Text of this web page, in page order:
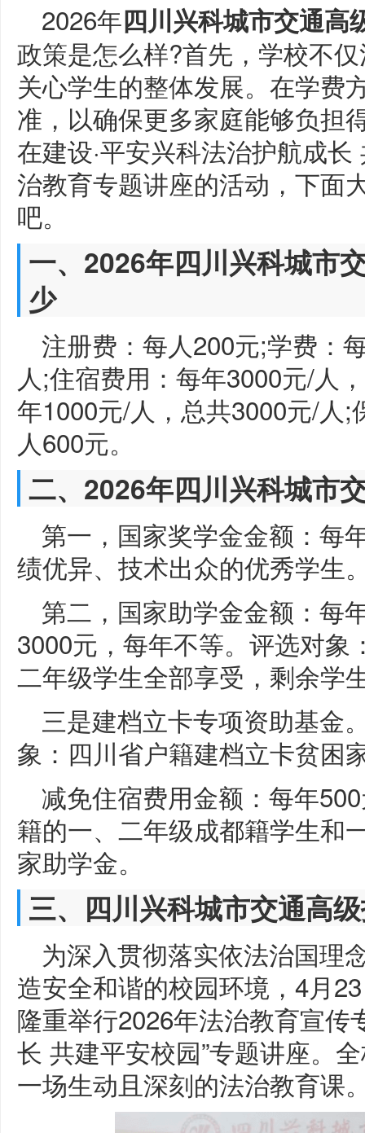
2026年四川兴科城市交通高
政策是怎么样?首先，学校不
关心学生的整体发展。在学费
准，以确保更多家庭能够负担
在建设·平安兴科法治护航成
治教育专题讲座的活动，下面
吧。
一、2026年四川兴科城市
少
注册费：每人200元;学费：
人;住宿费用：每年3000元/人
年1000元/人，总共3000元/人
人600元。
二、2026年四川兴科城市
第一，国家奖学金金额：每
绩优异、技术出众的优秀学生
第二，国家助学金金额：每
3000元，每年不等。评选对
二年级学生全部享受，剩余学
三是建档立卡专项资助基金
象：四川省户籍建档立卡贫困
减免住宿费用金额：每年
籍的一、二年级成都籍学生和
家助学金。
三、四川兴科城市交通高
为深入贯彻落实依法治国理
造安全和谐的校园环境，4月
隆重举行2026年法治教育宣传
长 共建平安校园”专题讲座。
一场生动且深刻的法治教育课